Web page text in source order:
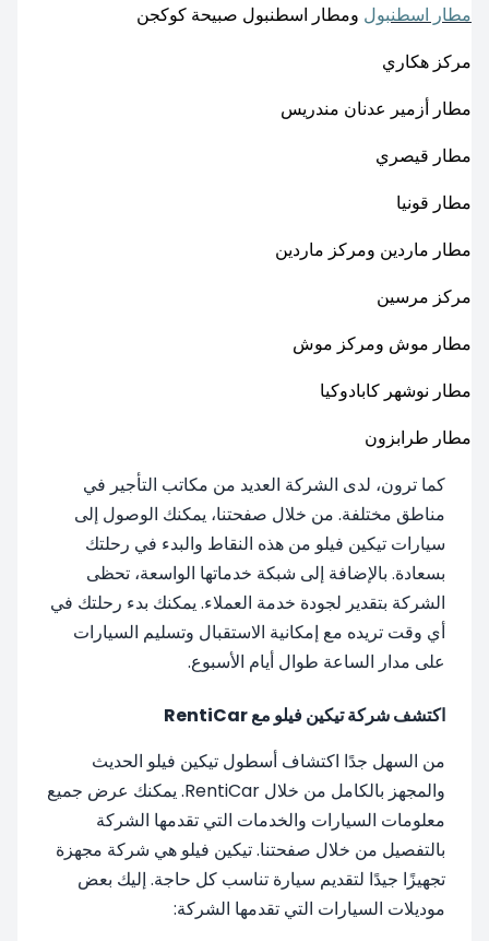
مطار اسطنبول ومطار اسطنبول صبيحة كوكجن
مركز هكاري
مطار أزمير عدنان مندريس
مطار قيصري
مطار قونيا
مطار ماردين ومركز ماردين
مركز مرسين
مطار موش ومركز موش
مطار نوشهر كابادوكيا
مطار طرابزون
كما ترون، لدى الشركة العديد من مكاتب التأجير في
مناطق مختلفة. من خلال صفحتنا، يمكنك الوصول إلى
سيارات تيكين فيلو من هذه النقاط والبدء في رحلتك
بسعادة. بالإضافة إلى شبكة خدماتها الواسعة، تحظى
الشركة بتقدير لجودة خدمة العملاء. يمكنك بدء رحلتك في
أي وقت تريده مع إمكانية الاستقبال وتسليم السيارات
على مدار الساعة طوال أيام الأسبوع.
اكتشف شركة تيكين فيلو مع RentiCar
من السهل جدًا اكتشاف أسطول تيكين فيلو الحديث
والمجهز بالكامل من خلال RentiCar. يمكنك عرض جميع
معلومات السيارات والخدمات التي تقدمها الشركة
بالتفصيل من خلال صفحتنا. تيكين فيلو هي شركة مجهزة
تجهيزًا جيدًا لتقديم سيارة تناسب كل حاجة. إليك بعض
موديلات السيارات التي تقدمها الشركة: